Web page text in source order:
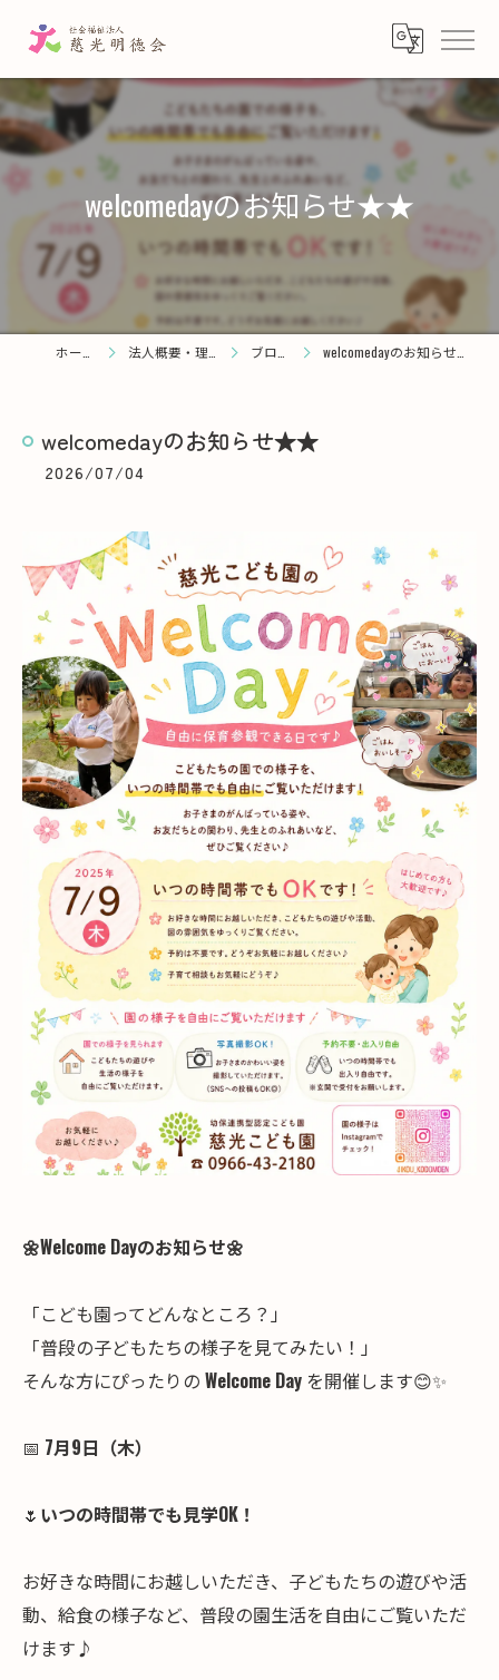
welcomedayのお知らせ★★
法人概要・理念 ブログ welcomedayのお知らせ★★
welcomedayのお知らせ★★
2026/07/04
🌼Welcome Dayのお知らせ🌼
「こども園ってどんなところ？」
「普段の子どもたちの様子を見てみたい！」
そんな方にぴったりの Welcome Day を開催します😊✨
📅 7月9日（木）
🌷 いつの時間帯でも見学OK！
お好きな時間にお越しいただき、子どもたちの遊びや活
動、給食の様子など、普段の園生活を自由にご覧いただ
けます♪